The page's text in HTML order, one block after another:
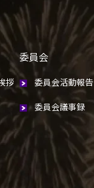
拶
委員会
委員会活動報告
委員会議事録